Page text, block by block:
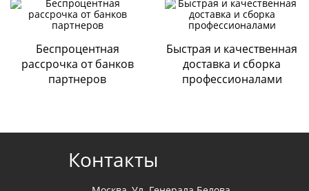
Безналичная оплата
По выставленному счету на расчетный счет Компании
ООО «ДИАРТ-М» (банк Райффайзен);
Наличными при получении мебели.
Cогласие с политикой конфиденциальности
Беспроцентная
рассрочка от банков
партнеров
Быстрая и качественная
доставка и сборка
профессионалами
Контакты